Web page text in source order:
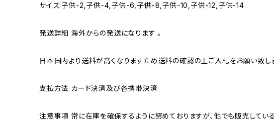
サイズ:子供-2,子供-4,子供-6,子供-8,子供-10,子供-12,子供-14
発送詳細 海外からの発送になります 。
日本国内より送料が高くなりますため送料の確認の上ご入札をお願い致し
支払方法 カード決済及び各携帯決済
注意事項 常に在庫を確保するように努めておりますが、他でも販売してい